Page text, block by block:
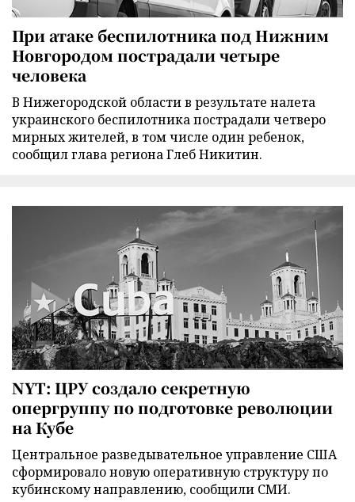
При атаке беспилотника под Нижним
Новгородом пострадали четыре
человека
В Нижегородской области в результате налета
украинского беспилотника пострадали четверо
мирных жителей, в том числе один ребенок,
сообщил глава региона Глеб Никитин.
NYT: ЦРУ создало секретную
опергруппу по подготовке революции
на Кубе
Центральное разведывательное управление США
сформировало новую оперативную структуру по
кубинскому направлению, сообщили СМИ.